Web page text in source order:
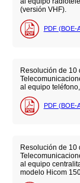
(versión VHF).
PDF (BOE-
Resolución de 10
al equipo
PDF (BOE-
Resolución de 10
al equipo
modelo Hicom